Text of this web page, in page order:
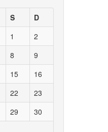
S
D
1
2
8
9
15
16
22
23
29
30